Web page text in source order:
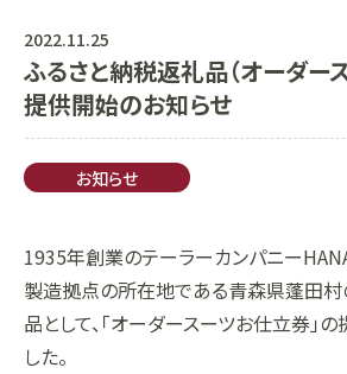
トップメッセージ 経営の
中期経営計画2030 会社概
組織 グル
コーポレート･ガバナンス CMギ
投資家（IR）情報 個人投
決算短信 有価
決算説明資料 その他
株式会社明光商会 株式
株式会社システックキョーワ MOS
社長メッセージ・基本方針 サステ
2022.11.25
ふるさと納税返礼品（オーダー
提供開始のお知らせ
お知らせ
1935年創業のテーラーカンパニー
製造拠点の所在地である青森県蓬田村
品として、「オーダースーツお仕立券」
した。